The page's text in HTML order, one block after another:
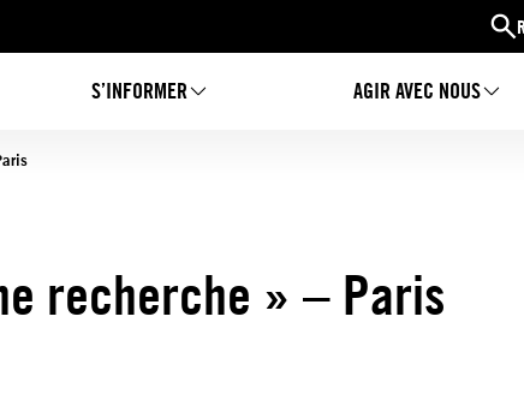
S’INFORMER AGIR AVEC NOUS
recherche » – Paris